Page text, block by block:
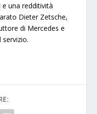
una redditività
Dieter Zetsche,
di Mercedes e
servizio.